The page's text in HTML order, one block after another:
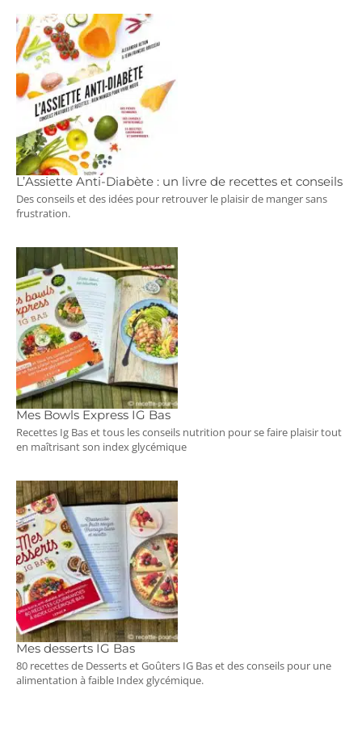
L’Assiette Anti-Diabète : un livre de recettes et conseils
Des conseils et des idées pour retrouver le plaisir de manger sans
frustration.
Mes Bowls Express IG Bas
Recettes Ig Bas et tous les conseils nutrition pour se faire plaisir tout
en maîtrisant son index glycémique
Mes desserts IG Bas
80 recettes de Desserts et Goûters IG Bas et des conseils pour une
alimentation à faible Index glycémique.